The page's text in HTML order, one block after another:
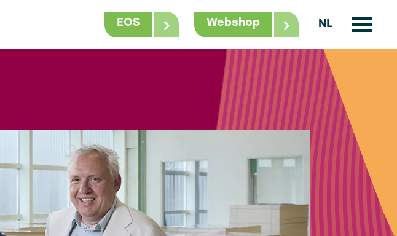
EOS Webshop NL